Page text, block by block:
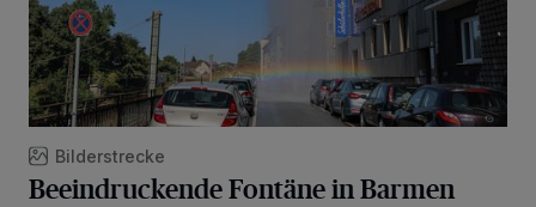
Bilderstrecke
Beeindruckende Fontäne in Barmen